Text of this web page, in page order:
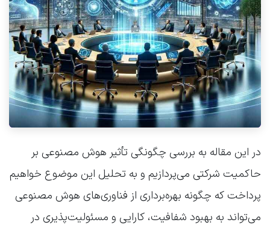
در این مقاله به بررسی چگونگی تأثیر هوش مصنوعی بر
حاکمیت شرکتی می‌پردازیم و به تحلیل این موضوع خواهیم
پرداخت که چگونه بهره‌برداری از فناوری‌های هوش مصنوعی
می‌تواند به بهبود شفافیت، کارایی و مسئولیت‌پذیری در